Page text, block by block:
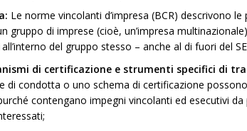
Le norme vincolanti d’impresa (BCR) descrivono
gruppo di imprese (cioè, un’impresa
del gruppo stesso – anche al di fuori del
di certificazione e strumenti specifici di
di condotta o uno schema di certificazione
contengano impegni vincolanti ed esecutivi